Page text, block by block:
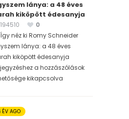
lánya: a 48 éves
kiköpött édesanyja
194510
0
Így néz ki Romy Schneider
lánya: a 48 éves
kiköpött édesanyja
a hozzászólások
kikapcsolva
ÉV AGO